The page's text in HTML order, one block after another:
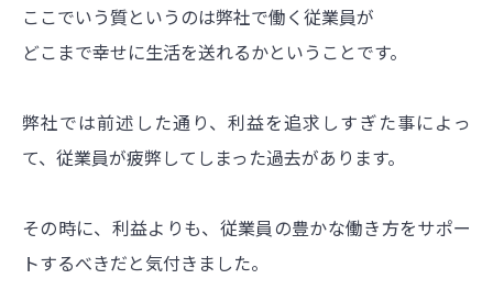
ここでいう質というのは弊社で働く従業員が
どこまで幸せに生活を送れるかということです。
弊社では前述した通り、利益を追求しすぎた事によっ
て、従業員が疲弊してしまった過去があります。
その時に、利益よりも、従業員の豊かな働き方をサポー
トするべきだと気付きました。